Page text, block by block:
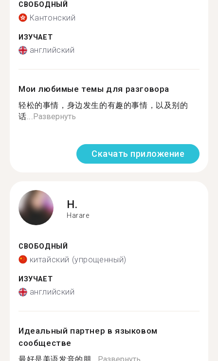
СВОБОДНЫЙ
Кантонский
ИЗУЧАЕТ
английский
Мои любимые темы для разговора
轻松的事情，身边发生的有趣的事情，以及别的
话...Развернуть
Скачать приложение
H.
Harare
СВОБОДНЫЙ
китайский (упрощенный)
ИЗУЧАЕТ
английский
Идеальный партнер в языковом
сообществе